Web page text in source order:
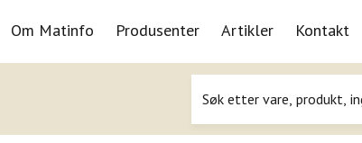
Om Matinfo Produsenter Artikler Kontakt